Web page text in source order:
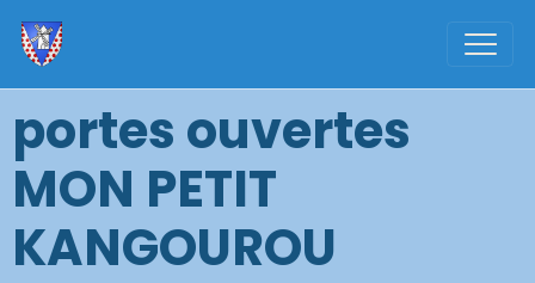
portes ouvertes
MON PETIT
KANGOUROU